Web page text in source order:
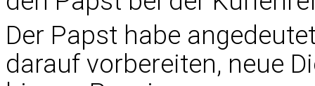
Der Papst habe
darauf vorbereiten, neue